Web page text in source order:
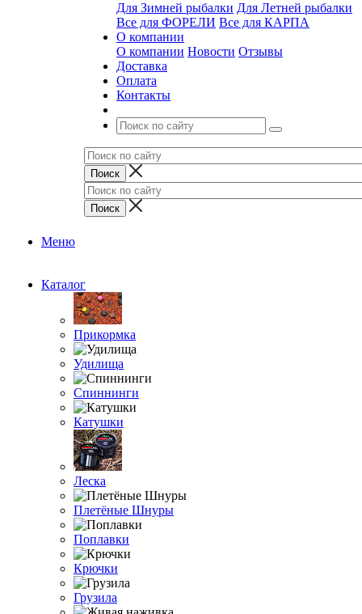
Для Зимней рыбалки Для Летней рыбалки
Все для ФОРЕЛИ Все для КАРПА
О компании
О компании Новости Отзывы
Доставка
Оплата
Контакты
Меню
Каталог
Прикормка
Удилища
Спиннинги
Катушки
Леска
Плетёные Шнуры
Поплавки
Крючки
Грузила